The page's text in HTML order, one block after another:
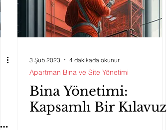
3 Şub 2023 4 dakikada okunur
Apartman Bina ve Site Yönetimi
Bina Yönetimi:
Kapsamlı Bir Kılavuz